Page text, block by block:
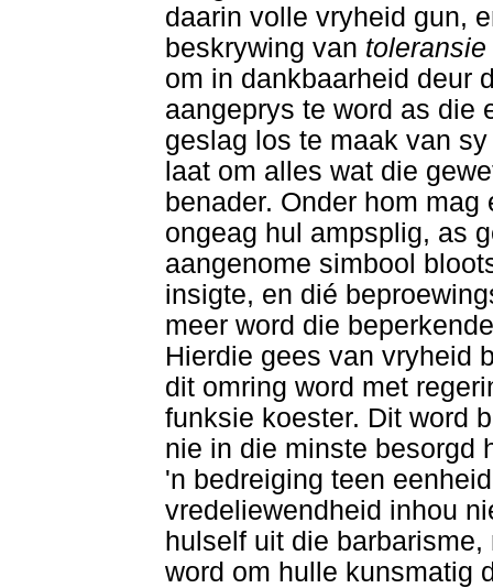
daarin volle vryheid gun,
beskrywing van toleransie
om in dankbaarheid deur
aangeprys te word as die
geslag los te maak van
laat om alles wat die
benader. Onder hom
ongeag hul ampsplig, as
aangenome simbool
insigte, en dié
meer word die
Hierdie gees van vryheid
dit omring word met
funksie koester. Dit word
nie in die minste besorgd
'n bedreiging teen
vredeliewendheid inhou
hulself uit die
word om hulle kunsmatig